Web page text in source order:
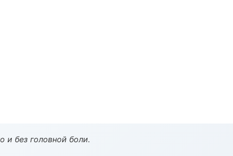
и без головной боли.